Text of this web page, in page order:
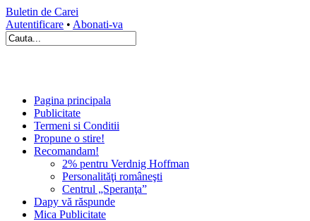
Buletin de Carei
Autentificare • Abonati-va
Pagina principala
Publicitate
Termeni si Conditii
Propune o stire!
Recomandam!
2% pentru Verdnig Hoffman
Personalităţi româneşti
Centrul „Speranţa”
Dapy vă răspunde
Mica Publicitate